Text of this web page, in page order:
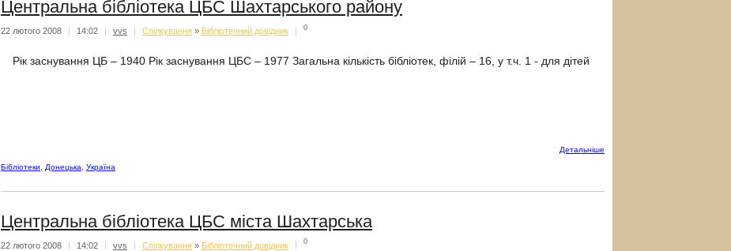
Центральна бібліотека ЦБС Шахтарського району
22 лютого 2008 | 14:02 | vvs | Спiлкування » Бібліотечний довідник | 0
Рік заснування ЦБ – 1940 Рік заснування ЦБС – 1977 Загальна кількість бібліотек, філій – 16, у т.ч. 1 - для дітей
Детальнiше
Бібліотеки
Донецька Україна
Центральна бібліотека ЦБС міста Шахтарська
22 лютого 2008 14:02 vvs Спiлкування » Бібліотечний довідник 0